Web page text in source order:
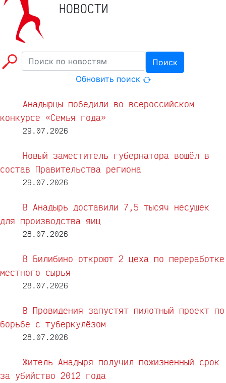
НОВОСТИ
Поиск
Обновить поиск
Анадырцы победили во всероссийском
конкурсе «Семья года»
29.07.2026
Новый заместитель губернатора вошёл в
состав Правительства региона
29.07.2026
В Анадырь доставили 7,5 тысяч несушек
для производства яиц
28.07.2026
В Билибино откроют 2 цеха по переработке
местного сырья
28.07.2026
В Провидения запустят пилотный проект по
борьбе с туберкулёзом
28.07.2026
Житель Анадыря получил пожизненный срок
за убийство 2012 года